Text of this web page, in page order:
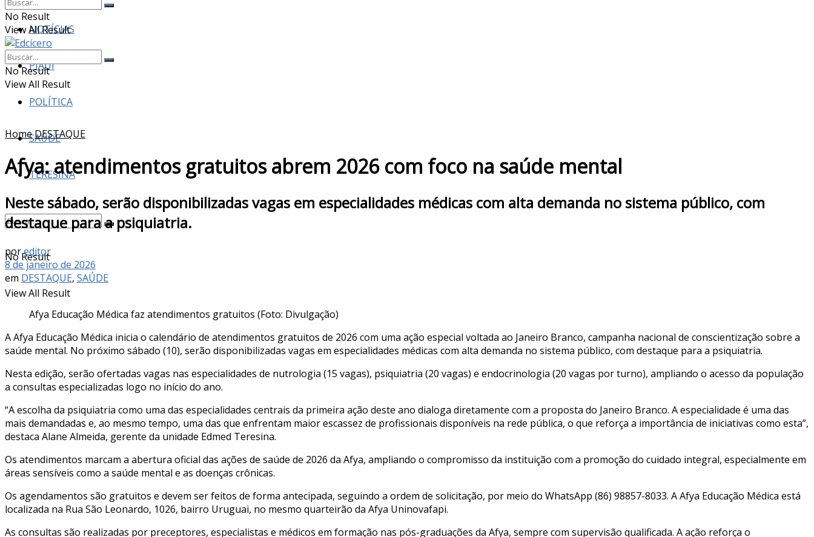
NOTÍCIAS
PIAUÍ
POLÍTICA
SAÚDE
TERESINA
No Result
View All Result
No Result
View All Result
No Result
View All Result
Home DESTAQUE
Afya: atendimentos gratuitos abrem 2026 com foco na saúde mental
Neste sábado, serão disponibilizadas vagas em especialidades médicas com alta demanda no sistema público, com
destaque para a psiquiatria.
poreditor
8 de janeiro de 2026
em DESTAQUE, SAÚDE
Afya Educação Médica faz atendimentos gratuitos (Foto: Divulgação)
A Afya Educação Médica inicia o calendário de atendimentos gratuitos de 2026 com uma ação especial voltada ao Janeiro Branco, campanha nacional de conscientização sobre a
saúde mental. No próximo sábado (10), serão disponibilizadas vagas em especialidades médicas com alta demanda no sistema público, com destaque para a psiquiatria.
Nesta edição, serão ofertadas vagas nas especialidades de nutrologia (15 vagas), psiquiatria (20 vagas) e endocrinologia (20 vagas por turno), ampliando o acesso da população
a consultas especializadas logo no início do ano.
“A escolha da psiquiatria como uma das especialidades centrais da primeira ação deste ano dialoga diretamente com a proposta do Janeiro Branco. A especialidade é uma das
mais demandadas e, ao mesmo tempo, uma das que enfrentam maior escassez de profissionais disponíveis na rede pública, o que reforça a importância de iniciativas como esta”,
destaca Alane Almeida, gerente da unidade Edmed Teresina.
Os atendimentos marcam a abertura oficial das ações de saúde de 2026 da Afya, ampliando o compromisso da instituição com a promoção do cuidado integral, especialmente em
áreas sensíveis como a saúde mental e as doenças crônicas.
Os agendamentos são gratuitos e devem ser feitos de forma antecipada, seguindo a ordem de solicitação, por meio do WhatsApp (86) 98857-8033. A Afya Educação Médica está
localizada na Rua São Leonardo, 1026, bairro Uruguai, no mesmo quarteirão da Afya Uninovafapi.
As consultas são realizadas por preceptores, especialistas e médicos em formação nas pós-graduações da Afya, sempre com supervisão qualificada. A ação reforça o